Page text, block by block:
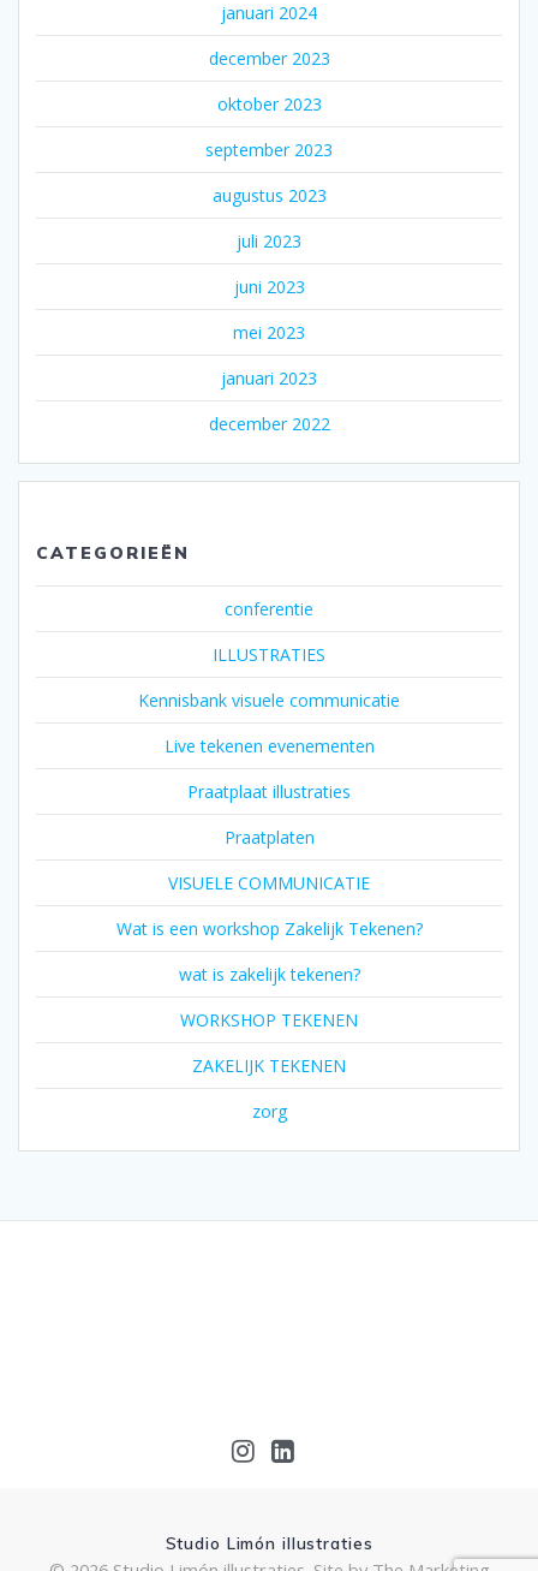
januari 2024
december 2023
oktober 2023
september 2023
augustus 2023
juli 2023
juni 2023
mei 2023
januari 2023
december 2022
CATEGORIEËN
conferentie
ILLUSTRATIES
Kennisbank visuele communicatie
Live tekenen evenementen
Praatplaat illustraties
Praatplaten
VISUELE COMMUNICATIE
Wat is een workshop Zakelijk Tekenen?
wat is zakelijk tekenen?
WORKSHOP TEKENEN
ZAKELIJK TEKENEN
zorg
Studio Limón illustraties